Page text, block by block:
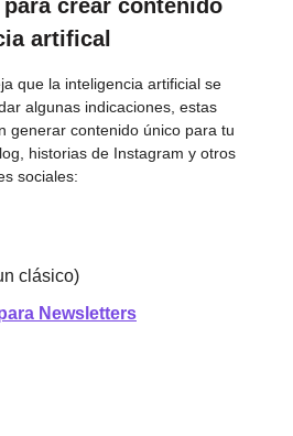
para crear contenido
artifical
que la inteligencia artificial se
algunas indicaciones, estas
generar contenido único para tu
historias de Instagram y otros
sociales:
clásico)
Newsletters